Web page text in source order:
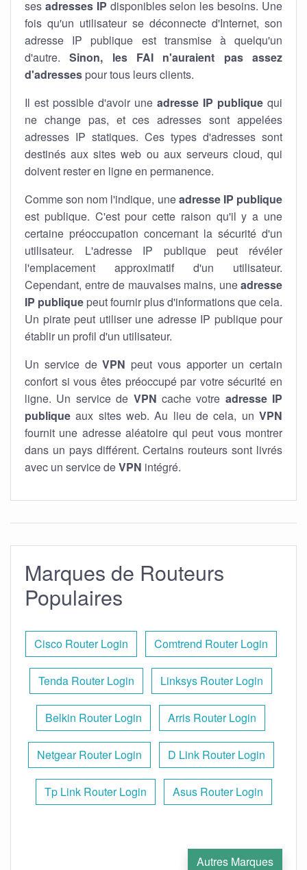
ses adresses IP disponibles selon les besoins. Une
fois qu'un utilisateur se déconnecte d'Internet, son
adresse IP publique est transmise à quelqu'un
d'autre.Sinon, les FAI n'auraient pas assez
d'adresses pour tous leurs clients.
Il est possible d'avoir une adresse IP publique qui
ne change pas, et ces adresses sont appelées
adresses IP statiques. Ces types d'adresses sont
destinés aux sites web ou aux serveurs cloud, qui
doivent rester en ligne en permanence.
Comme son nom l'indique, uneadresse IP publique
est publique. C'est pour cette raison qu'il y a une
certaine préoccupation concernant la sécurité d'un
utilisateur. L'adresse IP publique peut révéler
l'emplacement approximatif d'un utilisateur.
Cependant, entre de mauvaises mains, uneadresse
IP publique peut fournir plus d'informations que cela.
Un pirate peut utiliser une adresse IP publique pour
établir un profil d'un utilisateur.
Un service deVPN peut vous apporter un certain
confort si vous êtes préoccupé par votre sécurité en
ligne. Un service de VPN cache votre adresse IP
publique aux sites web. Au lieu de cela, un VPN
fournit une adresse aléatoire qui peut vous montrer
dans un pays différent. Certains routeurs sont livrés
avec un service deVPN intégré.
Marques de Routeurs
Populaires
Cisco Router Login Comtrend Router Login
Tenda Router Login Linksys Router Login
Belkin Router Login Arris Router Login
Netgear Router Login D Link Router Login
Tp Link Router Login Asus Router Login
Autres Marques